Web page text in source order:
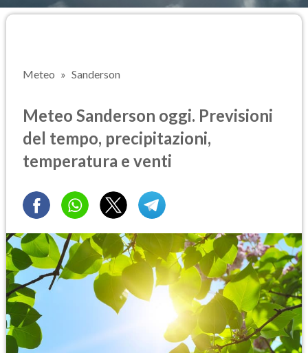
Meteo Sanderson
Meteo Sanderson oggi. Previsioni
del tempo, precipitazioni,
temperatura e venti